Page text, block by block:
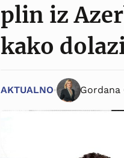
plin iz
kako
AKTUALNO Gordana